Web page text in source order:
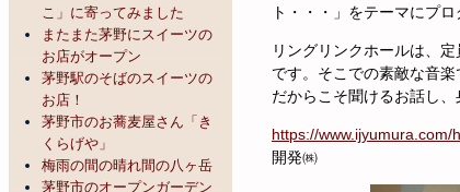
ト・・・」をテーマにプ
リングリンクホールは、
です。そこでの素敵な音
だからこそ聞けるお話し、
https://www.ijyumura.com/
開発㈱
こ」に寄ってみました
またまた茅野にスイーツの
お店がオープン
茅野駅のそばのスイーツの
お店！
茅野市のお蕎麦屋さん「き
くらげや」
梅雨の間の晴れ間の八ヶ岳
茅野市のオープンガーデン